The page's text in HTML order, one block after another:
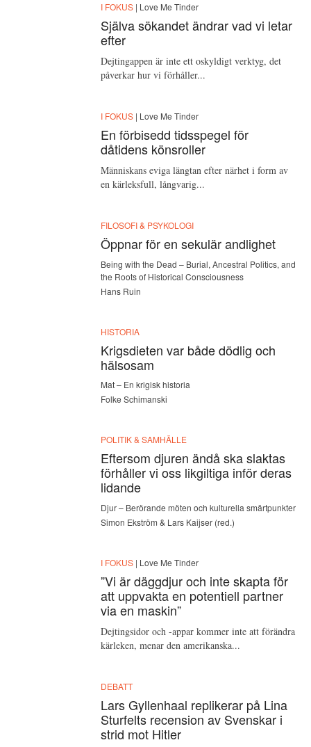
I FOKUS | Love Me Tinder
Själva sökandet ändrar vad vi letar
efter
Dejtingappen är inte ett oskyldigt verktyg, det
påverkar hur vi förhåller...
I FOKUS | Love Me Tinder
En förbisedd tidsspegel för
dåtidens könsroller
Människans eviga längtan efter närhet i form av
en kärleksfull, långvarig...
FILOSOFI & PSYKOLOGI
Öppnar för en sekulär andlighet
Being with the Dead – Burial, Ancestral Politics, and
the Roots of Historical Consciousness
Hans Ruin
HISTORIA
Krigsdieten var både dödlig och
hälsosam
Mat – En krigisk historia
Folke Schimanski
POLITIK & SAMHÄLLE
Eftersom djuren ändå ska slaktas
förhåller vi oss likgiltiga inför deras
lidande
Djur – Berörande möten och kulturella smärtpunkter
Simon Ekström & Lars Kaijser (red.)
I FOKUS | Love Me Tinder
”Vi är däggdjur och inte skapta för
att uppvakta en potentiell partner
via en maskin”
Dejtingsidor och -appar kommer inte att förändra
kärleken, menar den amerikanska...
DEBATT
Lars Gyllenhaal replikerar på Lina
Sturfelts recension av Svenskar i
strid mot Hitler